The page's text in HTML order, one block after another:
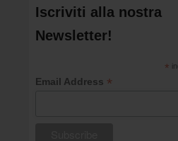
Iscriviti alla nostra
Newsletter!
*
Email Address *